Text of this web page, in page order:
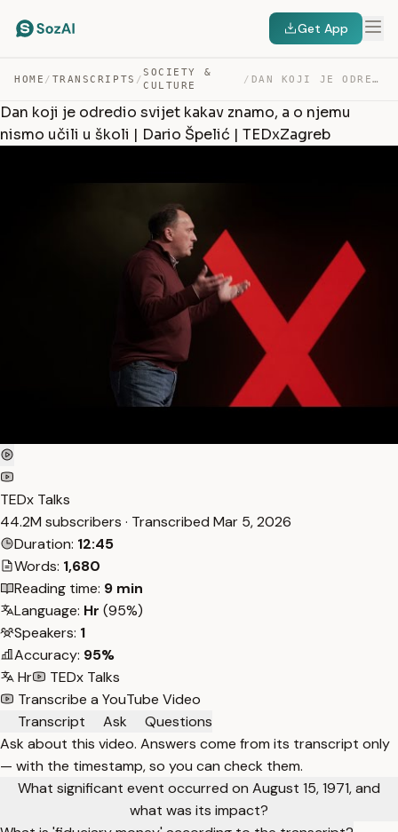
Get App
HOME / TRANSCRIPTS /
SOCIETY &
CULTURE
/ DAN KOJI JE ODREDIO SVIJET KAKAV ZNAMO, A O NJEMU NISMO… — TRANSCRIPT
Dan koji je odredio svijet kakav znamo, a o njemu
nismo učili u školi | Dario Špelić | TEDxZagreb
TEDx Talks
44.2M subscribers · Transcribed Mar 5, 2026
Duration: 12:45
Words: 1,680
Reading time: 9 min
Language: Hr (95%)
Speakers: 1
Accuracy: 95%
Hr
TEDx Talks
Transcribe a YouTube Video
Transcript
Ask
Questions
Ask about this video. Answers come from its transcript only
— with the timestamp, so you can check them.
What significant event occurred on August 15, 1971, and
what was its impact?